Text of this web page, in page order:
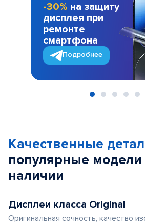
-30% на защиту
дисплея при
ремонте
смартфона
Подробнее
Качественные
популярные модели
наличии
Дисплеи класса Original
Оригинальная сочность, качество